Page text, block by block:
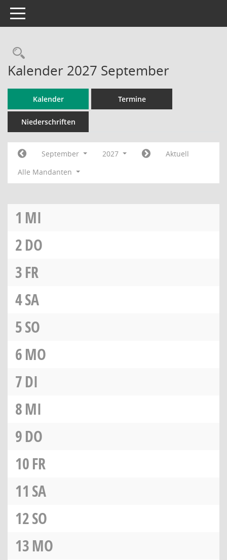
Toggle navigation
Rechercheauswahl
Kalender 2027 September
Kalender Termine
Niederschriften
September 2027
Aktuell
Alle Mandanten
1 MI
2DO
3FR
4SA
5SO
6MO
7DI
8MI
9DO
10FR
11 SA
12SO
13MO